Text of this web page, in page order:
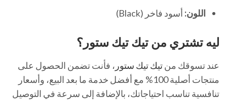
اللون: أسود فاخر (Black)
ليه تشتري من تيك تيك ستور؟
عند تسوقك منتيك تيك ستور ، فأنت تضمن الحصول على
منتجات أصلية 100% مع أفضل خدمة ما بعد البيع، وأسعار
تنافسية تناسب احتياجاتك، بالإضافة إلى سرعة في التوصيل